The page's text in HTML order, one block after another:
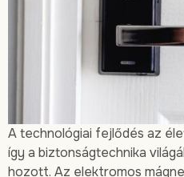
A technológiai fejlődés az
így a biztonságtechnika
hozott. Az elektromos